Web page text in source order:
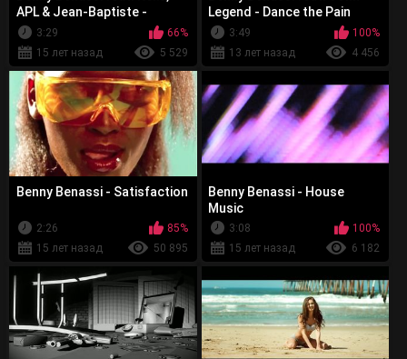
APL & Jean-Baptiste -
Spaceship
3:29
66%
15 лет назад
5 529
Legend - Dance the Pain
Away3:49
100%
13 лет назад
4 456
Benny Benassi - Satisfaction
2:26
85%
15 лет назад
50 895
Benny Benassi - House
Music
3:08
100%
15 лет назад
6 182